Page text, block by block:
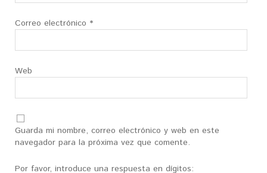
Correo electrónico *
Web
Guarda mi nombre, correo electrónico y web en este
navegador para la próxima vez que comente.
Por favor, introduce una respuesta en dígitos: